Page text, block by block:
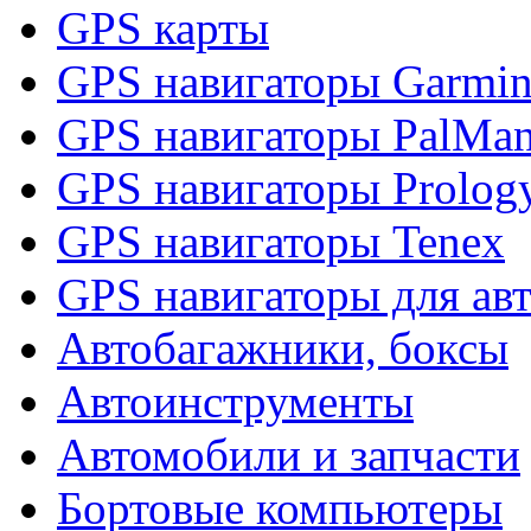
GPS карты
GPS навигаторы
GPS навигаторы
GPS навигаторы
GPS навигаторы Tenex
GPS навигаторы для
Автобагажники, боксы
Автоинструменты
Автомобили и запчасти
Бортовые компьютеры